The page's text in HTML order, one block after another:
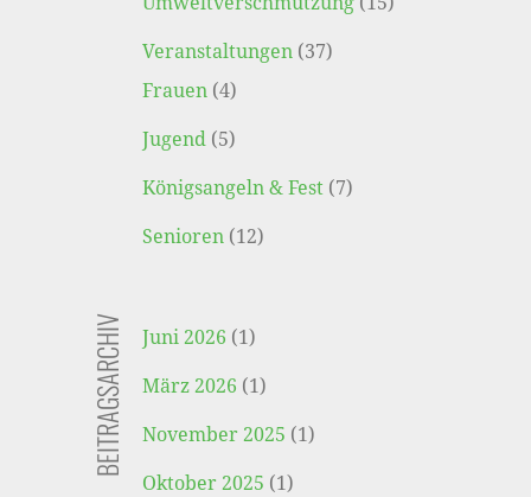
Veranstaltungen (37)
Frauen (4)
Jugend (5)
Königsangeln & Fest (7)
Senioren (12)
BEITRAGSARCHIV Juni 2026 (1)
März 2026 (1)
November 2025 (1)
Oktober 2025 (1)